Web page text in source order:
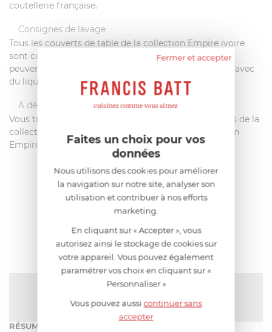
coutellerie française.
Consignes de lavage
Tous les couverts de table de la collection Empire ivoire
sont compatibles avec un lavage au lave-vaisselle. Ils
peuvent également se laver à la main, à l'eau chaude avec
du liquide vaisselle.
A découvrir également
Vous trouverez sur FrancisBatt.com tous les couverts de la
collection Empire ivoire et l'intégralité de la collection
Empire noir.
AIDE AU CHOIX
AVIS CLIENT
NOTE MOYENNE
RÉSUMÉ
Fermer et accepter
Faites un choix pour vos
données
Nous utilisons des cookies pour améliorer
la navigation sur notre site, analyser son
utilisation et contribuer à nos efforts
marketing.
En cliquant sur « Accepter », vous
autorisez ainsi le stockage de cookies sur
votre appareil. Vous pouvez également
paramétrer vos choix en cliquant sur «
Personnaliser »
Vous pouvez aussicontinuer sans
accepter